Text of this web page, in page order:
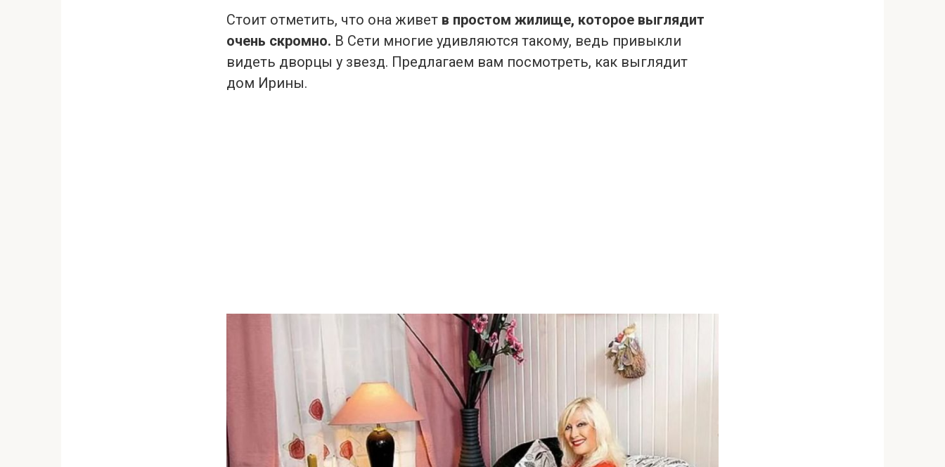
Стоит отметить, что она живет в простом жилище, которое выглядит
очень скромно. В Сети многие удивляются такому, ведь привыкли
видеть дворцы у звезд. Предлагаем вам посмотреть, как выглядит
дом Ирины.